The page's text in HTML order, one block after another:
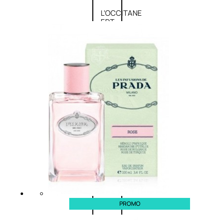
L’OCCITANE
EDT
5
(0)
58,00
43,50€
ESAURITO
al
carrello
PROMO
PROMO